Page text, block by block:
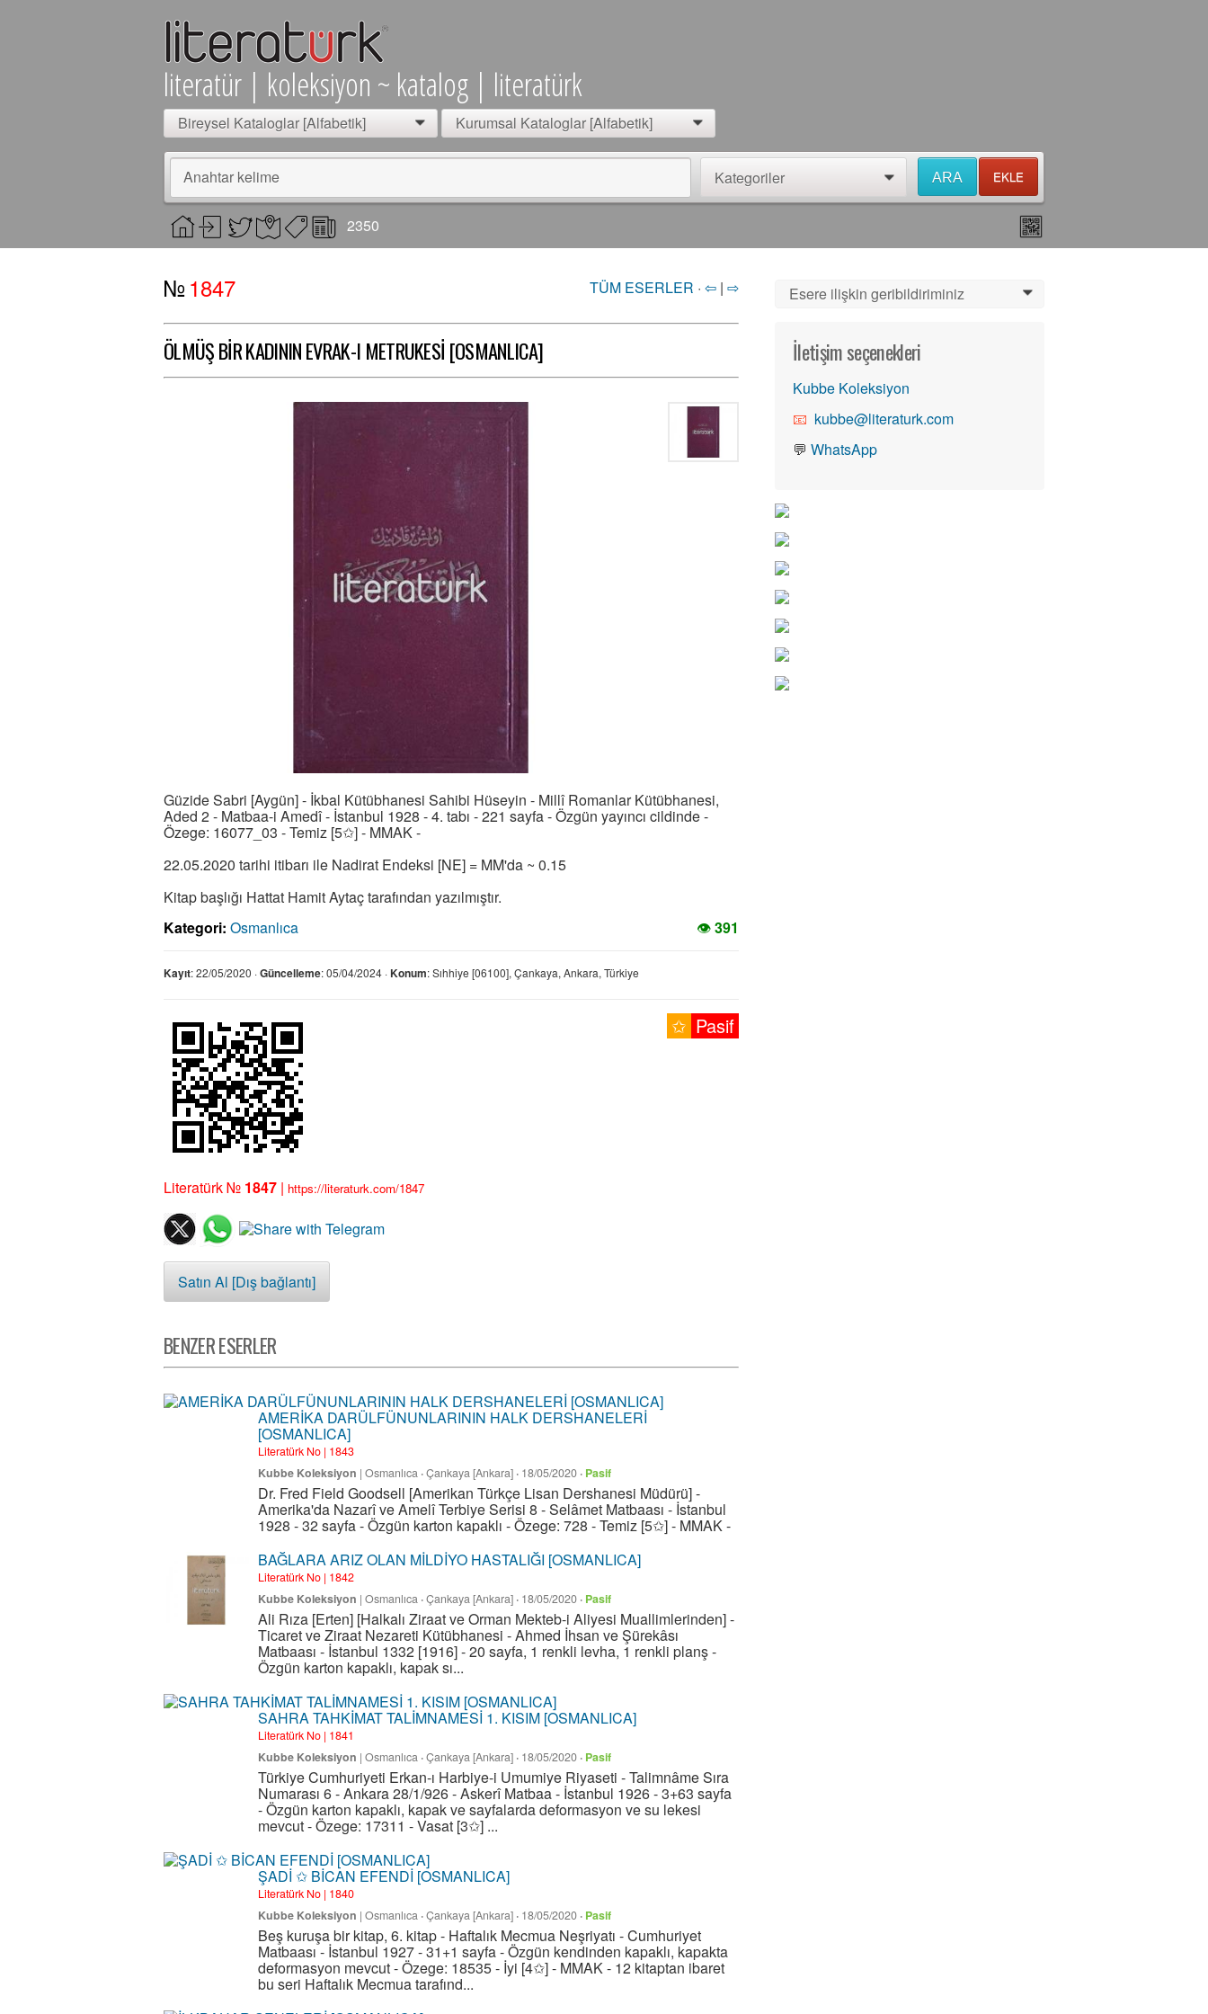
literatür | koleksiyon ~ katalog | literatürk
Bireysel Kataloglar [Alfabetik] 0 Kurumsal Kataloglar [Alfabetik] 0
Anahtar kelime Kategoriler 0 ARA EKLE
2350
№1847 TÜM ESERLER · ⇦ | ⇨
ÖLMÜŞ BİR KADININ EVRAK-I METRUKESİ [OSMANLICA]
Güzide Sabri [Aygün] - İkbal Kütübhanesi Sahibi Hüseyin - Millî Romanlar Kütübhanesi,
Aded 2 - Matbaa-i Amedî - İstanbul 1928 - 4. tabı - 221 sayfa - Özgün yayıncı cildinde -
Özege: 16077_03 - Temiz [5✩] - MMAK -
22.05.2020 tarihi itibarı ile Nadirat Endeksi [NE] = MM'da ~ 0.15
Kitap başlığı Hattat Hamit Aytaç tarafından yazılmıştır.
Kategori: Osmanlıca 👁391
Kayıt: 22/05/2020 ·Güncelleme: 05/04/2024 ·Konum: Sıhhiye [06100], Çankaya, Ankara, Türkiye
Pasif
✩
Literatürk № 1847 | https://literaturk.com/1847
Satın Al [Dış bağlantı]
BENZER ESERLER
AMERİKA DARÜLFÜNUNLARININ HALK DERSHANELERİ
[OSMANLICA]
Literatürk No | 1843
Kubbe Koleksiyon | Osmanlıca ·Çankaya [Ankara] · 18/05/2020 · Pasif
Dr. Fred Field Goodsell [Amerikan Türkçe Lisan Dershanesi Müdürü] -
Amerika'da Nazarî ve Amelî Terbiye Serisi 8 - Selâmet Matbaası - İstanbul
1928 - 32 sayfa - Özgün karton kapaklı - Özege: 728 - Temiz [5✩] - MMAK -
BAĞLARA ARIZ OLAN MİLDİYO HASTALIĞI [OSMANLICA]
Literatürk No | 1842
Kubbe Koleksiyon | Osmanlıca ·Çankaya [Ankara] · 18/05/2020 · Pasif
Ali Rıza [Erten] [Halkalı Ziraat ve Orman Mekteb-i Aliyesi Muallimlerinden] -
Ticaret ve Ziraat Nezareti Kütübhanesi - Ahmed İhsan ve Şürekâsı
Matbaası - İstanbul 1332 [1916] - 20 sayfa, 1 renkli levha, 1 renkli planş -
Özgün karton kapaklı, kapak sı...
SAHRA TAHKİMAT TALİMNAMESİ 1. KISIM [OSMANLICA]
Literatürk No | 1841
Kubbe Koleksiyon | Osmanlıca ·Çankaya [Ankara] · 18/05/2020 · Pasif
Türkiye Cumhuriyeti Erkan-ı Harbiye-i Umumiye Riyaseti - Talimnâme Sıra
Numarası 6 - Ankara 28/1/926 - Askerî Matbaa - İstanbul 1926 - 3+63 sayfa
- Özgün karton kapaklı, kapak ve sayfalarda deformasyon ve su lekesi
mevcut - Özege: 17311 - Vasat [3✩] ...
ŞADİ ✩ BİCAN EFENDİ [OSMANLICA]
Literatürk No | 1840
Kubbe Koleksiyon | Osmanlıca ·Çankaya [Ankara] · 18/05/2020 · Pasif
Beş kuruşa bir kitap, 6. kitap - Haftalık Mecmua Neşriyatı - Cumhuriyet
Matbaası - İstanbul 1927 - 31+1 sayfa - Özgün kendinden kapaklı, kapakta
deformasyon mevcut - Özege: 18535 - İyi [4✩] - MMAK - 12 kitaptan ibaret
bu seri Haftalık Mecmua tarafınd...
Esere ilişkin geribildiriminiz 0
İletişim seçenekleri
Kubbe Koleksiyon
kubbe@literaturk.com
💬 WhatsApp